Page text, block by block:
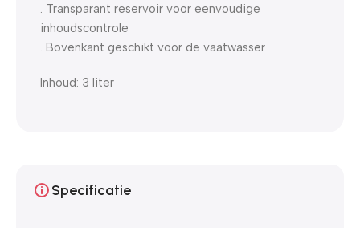
. Transparant reservoir voor eenvoudige
inhoudscontrole
. Bovenkant geschikt voor de vaatwasser
Inhoud: 3 liter
Specificatie